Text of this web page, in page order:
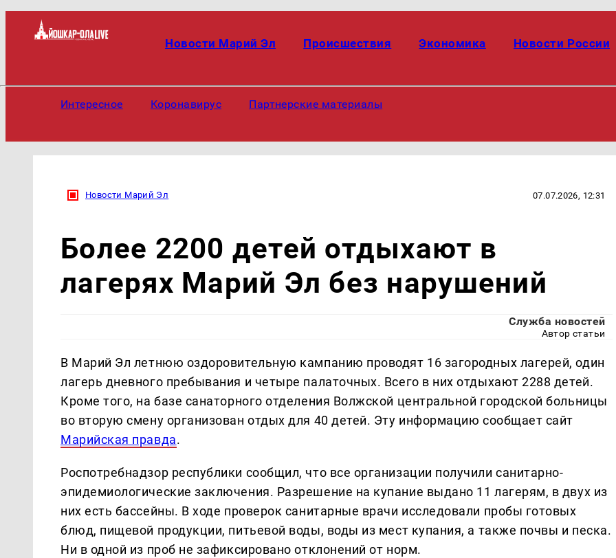
Новости Марий Эл Происшествия Экономика Новости России
Интересное Коронавирус Партнерские материалы
Новости Марий Эл 07.07.2026, 12:31
Более 2200 детей отдыхают в
лагерях Марий Эл без нарушений
Служба новостей
Автор статьи
В Марий Эл летнюю оздоровительную кампанию проводят 16 загородных лагерей, один
лагерь дневного пребывания и четыре палаточных. Всего в них отдыхают 2288 детей.
Кроме того, на базе санаторного отделения Волжской центральной городской больницы
во вторую смену организован отдых для 40 детей. Эту информацию сообщает сайт
Марийская правда.
Роспотребнадзор республики сообщил, что все организации получили санитарно-
эпидемиологические заключения. Разрешение на купание выдано 11 лагерям, в двух из
них есть бассейны. В ходе проверок санитарные врачи исследовали пробы готовых
блюд, пищевой продукции, питьевой воды, воды из мест купания, а также почвы и песка.
Ни в одной из проб не зафиксировано отклонений от норм.